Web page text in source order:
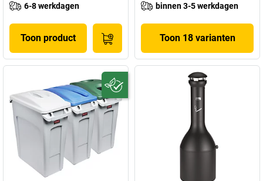
6-8 werkdagen
Toon product
binnen 3-5 werkdagen
Toon 18 varianten